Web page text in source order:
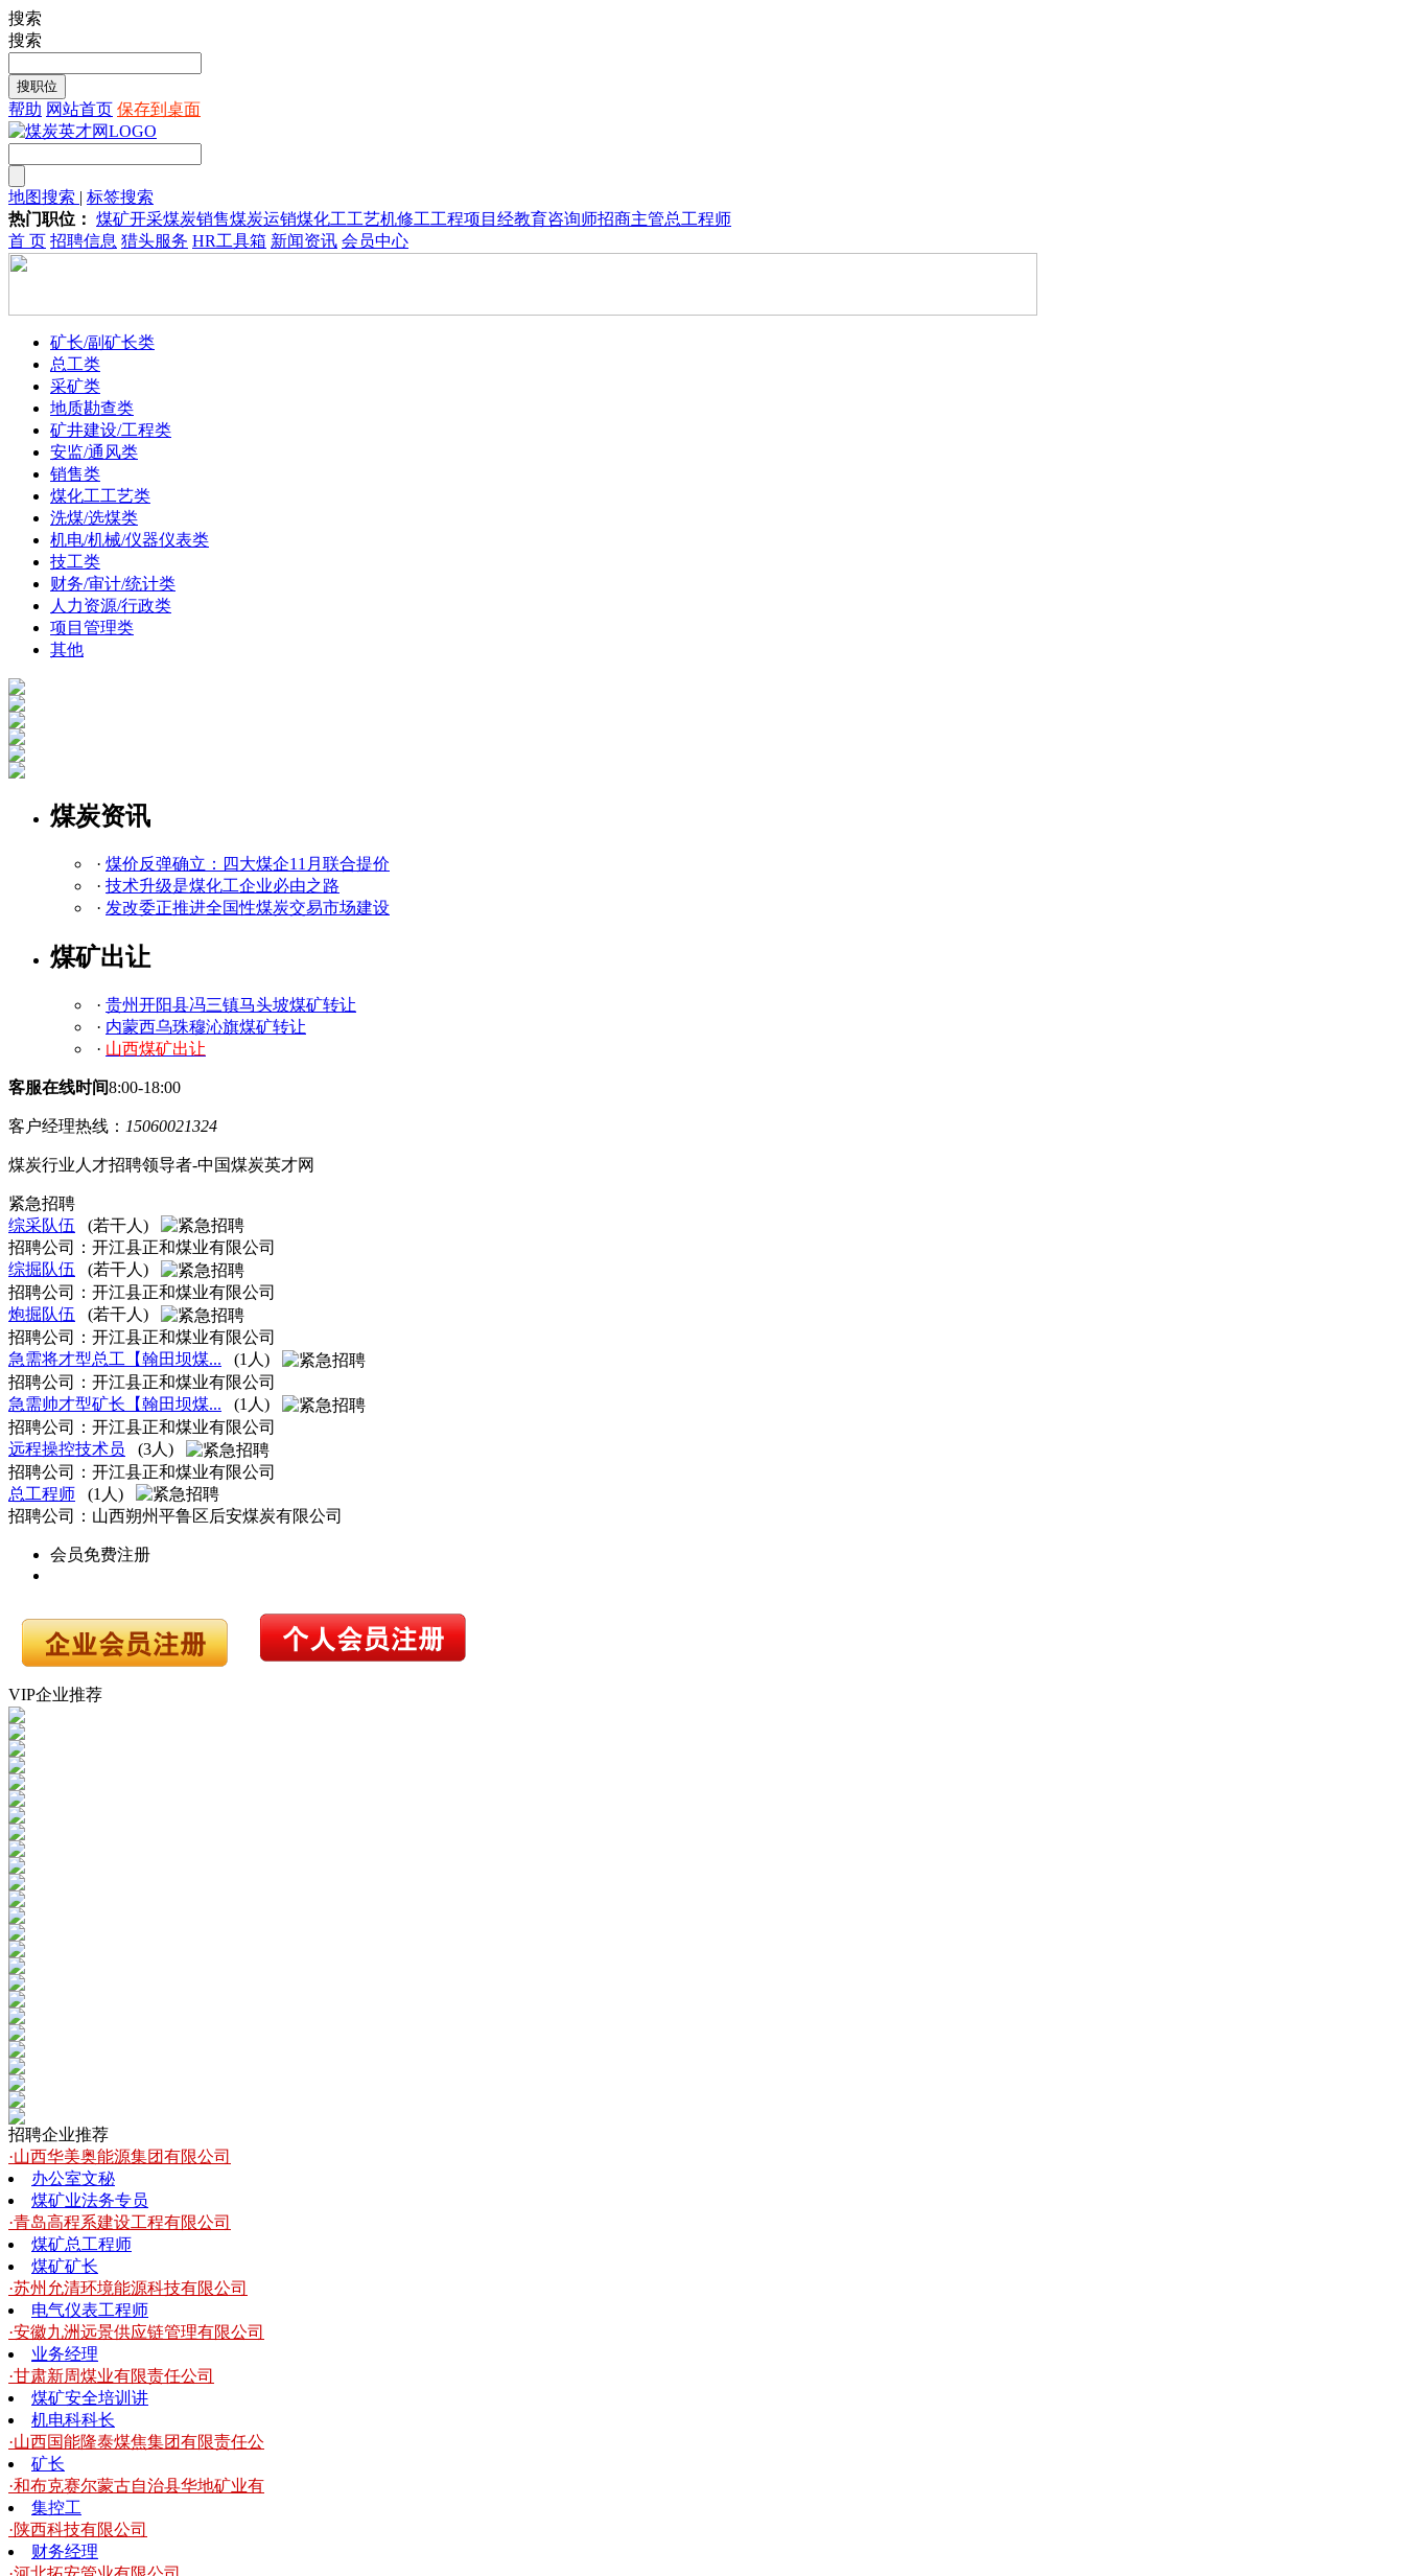
搜索
搜索
帮助 网站首页 保存到桌面
地图搜索 | 标签搜索
热门职位： 煤矿开采煤炭销售煤炭运销煤化工工艺机修工工程项目经教育咨询师招商主管总工程师
首 页 招聘信息 猎头服务 HR工具箱 新闻资讯 会员中心
矿长/副矿长类
总工类
采矿类
地质勘查类
矿井建设/工程类
安监/通风类
销售类
煤化工工艺类
洗煤/选煤类
机电/机械/仪器仪表类
技工类
财务/审计/统计类
人力资源/行政类
项目管理类
其他
煤炭资讯
· 煤价反弹确立：四大煤企11月联合提价
· 技术升级是煤化工企业必由之路
· 发改委正推进全国性煤炭交易市场建设
煤矿出让
· 贵州开阳县冯三镇马头坡煤矿转让
· 内蒙西乌珠穆沁旗煤矿转让
· 山西煤矿出让
客服在线时间8:00-18:00
客户经理热线： 15060021324
煤炭行业人才招聘领导者-中国煤炭英才网
紧急招聘
综采队伍
(若干人)
招聘公司：开江县正和煤业有限公司
综掘队伍
(若干人)
招聘公司：开江县正和煤业有限公司
炮掘队伍
(若干人)
招聘公司：开江县正和煤业有限公司
急需将才型总工【翰田坝煤...
(1人)
招聘公司：开江县正和煤业有限公司
急需帅才型矿长【翰田坝煤...
(1人)
招聘公司：开江县正和煤业有限公司
远程操控技术员
(3人)
招聘公司：开江县正和煤业有限公司
总工程师
(1人)
招聘公司：山西朔州平鲁区后安煤炭有限公司
会员免费注册
VIP企业推荐
招聘企业推荐
·山西华美奥能源集团有限公司
办公室文秘
煤矿业法务专员
·青岛高程系建设工程有限公司
煤矿总工程师
煤矿矿长
·苏州允清环境能源科技有限公司
电气仪表工程师
·安徽九洲远景供应链管理有限公司
业务经理
·甘肃新周煤业有限责任公司
煤矿安全培训讲
机电科科长
·山西国能隆泰煤焦集团有限责任公
矿长
·和布克赛尔蒙古自治县华地矿业有
集控工
·陕西科技有限公司
财务经理